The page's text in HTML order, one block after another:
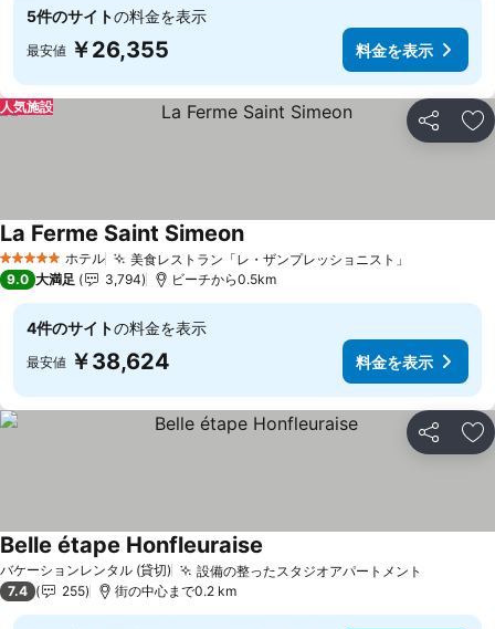
5件のサイトの料金を表示
最安値 ￥26,355 料金を表示
シェア お
人気施設
5 ホテルのランク
ホテル 美食レストラン「レ・ザンプレッショニスト」
La Ferme Saint Simeon料金を表示
9.0 大満足 3,794 ビーチから0.5km
4件のサイトの料金を表示
最安値 ￥38,624 料金を表示
シェア お
バケーションレンタル (貸切) 設備の整ったスタジオアパートメント
Belle étape Honfleuraise
7.4 255 街の中心まで0.2 km